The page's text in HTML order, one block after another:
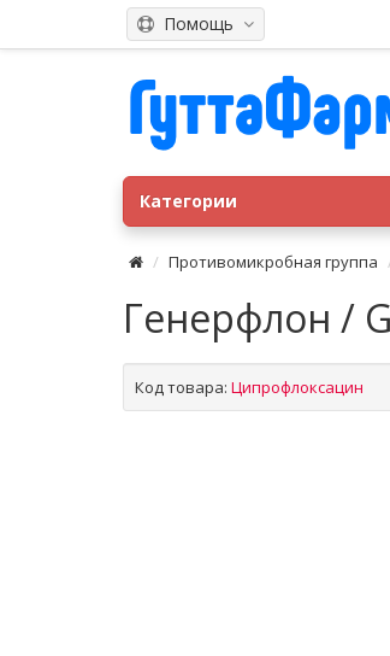
Помощь
Категории
Противомикробная группа
Генерфлон /
Код товара: Ципрофлоксацин